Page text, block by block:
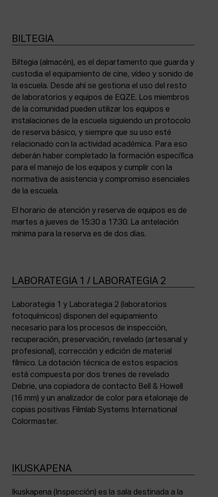
BILTEGIA
Biltegia (almacén), es el departamento que guarda y
custodia el equipamiento de cine, vídeo y sonido de
la escuela. Desde ahí se gestiona el uso del resto
de laboratorios y equipos de EQZE. Los miembros
de la comunidad pueden utilizar los equipos e
instalaciones de la escuela siguiendo un protocolo
de reserva básico, y siempre que su uso esté
relacionado con la actividad académica. Para eso
deberán haber completado la formación específica
para el manejo de los equipos y cumplir con la
normativa de asistencia y compromiso esenciales
de la escuela.
El horario de atención y reserva de equipos es de
martes a jueves de 15:30 a 17:30. La antelación
mínima para la reserva es de dos días.
LABORATEGIA 1 / LABORATEGIA 2
Laborategia 1 y Laborategia 2 (laboratorios
fotoquímicos) disponen del equipamiento
necesario para los procesos de inspección,
recuperación, preservación, revelado (artesanal y
profesional), corrección y edición de material
fílmico. La dotación técnica de estos espacios
está compuesta por dos trenes de revelado
Debrie, una copiadora de contacto Bell & Howell
(16 mm) y un analizador de color para etalonaje de
copias positivas Filmlab Systems International
Colormaster.
IKUSKAPENA
Ikuskapena (Inspección) es la sala destinada a la